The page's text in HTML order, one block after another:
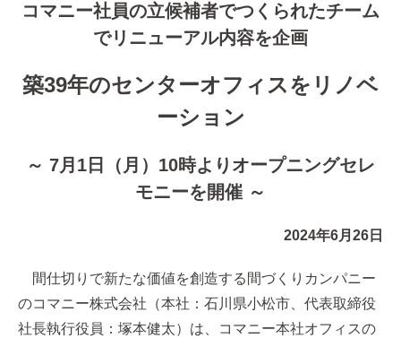
コマニー社員の立候補者でつくられたチーム
でリニューアル内容を企画
築39年のセンターオフィスをリノベ
ーション
～ 7月1日（月）10時よりオープニングセレ
モニーを開催 ～
2024年6月26日
間仕切りで新たな価値を創造する間づくりカンパニー
のコマニー株式会社（本社：石川県小松市、代表取締役
社長執行役員：塚本健太）は、コマニー本社オフィスの